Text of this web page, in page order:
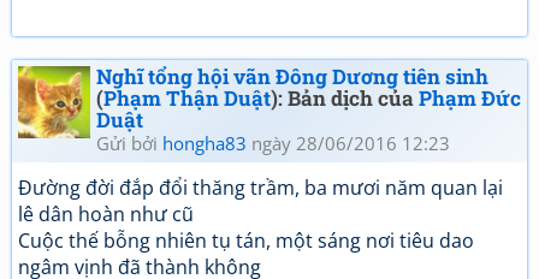
Nghĩ tổng hội vãn Đông Dương tiên sinh
(Phạm Thận Duật): Bản dịch củaPhạm Đức
Duật
Gửi bởi hongha83 ngày 28/06/2016 12:23
Đường đời đắp đổi thăng trầm, ba mươi năm quan lại
lê dân hoàn như cũ
Cuộc thế bỗng nhiên tụ tán, một sáng nơi tiêu dao
ngâm vịnh đã thành không